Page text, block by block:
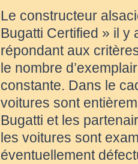
Le constructeur
Bugatti Certified » il y
répondant aux
le nombre
constante. Dans le
voitures sont
Bugatti et les
les voitures sont
éventuellement